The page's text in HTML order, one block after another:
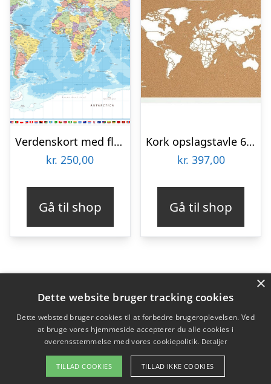
Verdenskort med flag af Illux
kr. 250,00
Gå til shop
Kork opslagstavle 60×90 cm. med hvidt verdenskort i en hvid ramme
kr. 397,00
Gå til shop
Varekategorier
Produkter
Forside
Om / kontakt Blog Betingelser
×
Dette website bruger tracking cookies
Dette websted bruger cookies til at forbedre brugeroplevelsen. Ved
at bruge vores hjemmeside accepterer du alle cookies i
overensstemmelse med vores cookiepolitik. Detaljer
TILLAD COOKIES TILLAD IKKE COOKIES